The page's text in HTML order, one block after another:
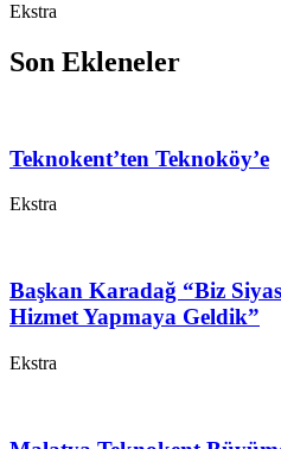
Ekstra
Son Ekleneler
Teknokent’ten Teknoköy’e
Ekstra
Başkan Karadağ “Biz
Hizmet Yapmaya Geldik”
Ekstra